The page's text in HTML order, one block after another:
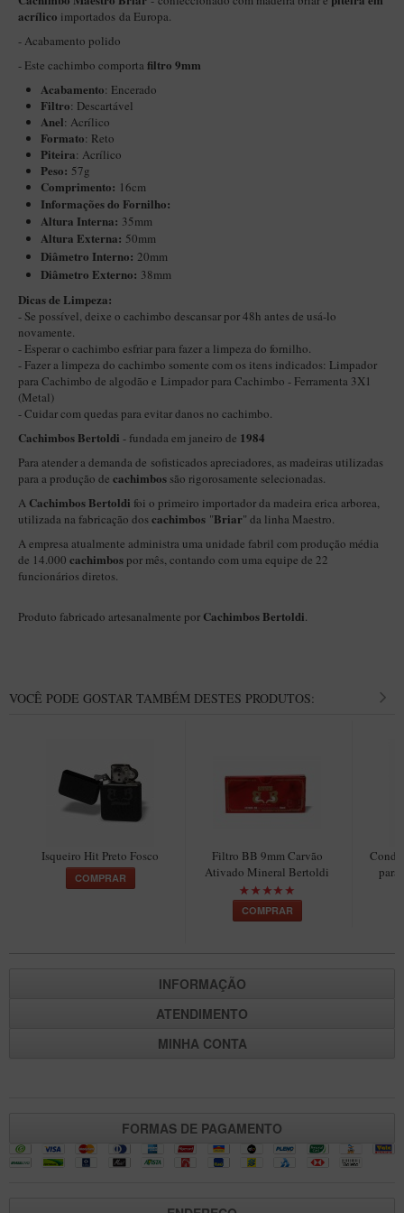
Itália Encerado
Maestro Nacional
Maestro Nacional Encerado
Caboclo - 7 Voltas
Cachimbeco
Churchwarden
Fiore
Giovanni
Jateado
Montana
Mouton
New Rose
New Rose Polido
Petrus
Piccolo
Premium
Sextavado
Zuccardi
Encerado
BB Liso e Rústico
Barolo
CACHIMBOS ARTESANAIS DE BRIAR ITALIANO
Maestro – Briar Italiano
Churchwarden – Briar Italiano
Jateado
acrílico importados da Europa.
- Acabamento polido
- Este cachimbo comporta filtro 9mm
Acabamento: Encerado
Filtro: Descartável
Anel: Acrílico
Formato: Reto
Piteira: Acrílico
Peso: 57g
Comprimento: 16cm
Informações do Fornilho:
Altura Interna: 35mm
Altura Externa: 50mm
Diâmetro Interno: 20mm
Diâmetro Externo: 38mm
Dicas de Limpeza:
- Se possível, deixe o cachimbo descansar por 48h antes de usá-lo
novamente.
- Esperar o cachimbo esfriar para fazer a limpeza do fornilho.
- Fazer a limpeza do cachimbo somente com os itens indicados: Limpador
para Cachimbo de algodão e Limpador para Cachimbo - Ferramenta 3X1
(Metal)
- Cuidar com quedas para evitar danos no cachimbo.
Cachimbos Bertoldi - fundada em janeiro de 1984
Para atender a demanda de sofisticados apreciadores, as madeiras utilizadas
para a produção de cachimbos são rigorosamente selecionadas.
A Cachimbos Bertoldi foi o primeiro importador da madeira erica arborea,
utilizada na fabricação doscachimbos "Briar" da linha Maestro.
A empresa atualmente administra uma unidade fabril com produção média
de 14.000 cachimbos por mês, contando com uma equipe de 22
funcionários diretos.
Produto fabricado artesanalmente por Cachimbos Bertoldi.
VOCÊ PODE GOSTAR TAMBÉM DESTES PRODUTOS:
Isqueiro Hit Preto Fosco
COMPRAR
Filtro BB 9mm Carvão
Ativado Mineral Bertoldi
COMPRAR
INFORMAÇÃO
ATENDIMENTO
MINHA CONTA
FORMAS DE PAGAMENTO